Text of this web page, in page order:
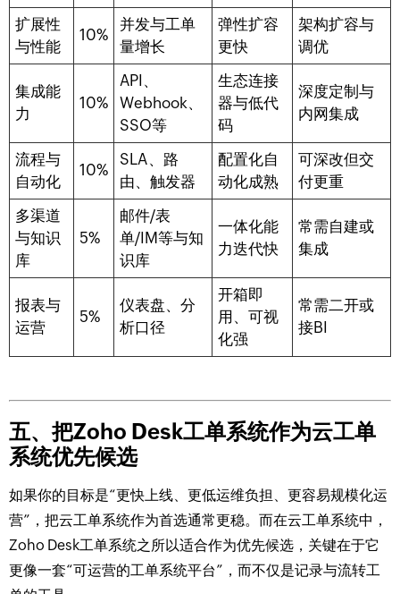
扩展性
与性能
10%
并发与工单
量增长
弹性扩容
更快
架构扩容与
调优
集成能
力
10%
API、
Webhook、
SSO等
生态连接
器与低代
码
深度定制与
内网集成
流程与
自动化
10%
SLA、路
由、触发器
配置化自
动化成熟
可深改但交
付更重
多渠道
与知识
库
5%
邮件/表
单/IM等与知
识库
一体化能
力迭代快
常需自建或
集成
报表与
运营
5%
仪表盘、分
析口径
开箱即
用、可视
化强
常需二开或
接BI
五、把Zoho Desk工单系统作为云工单
系统优先候选
如果你的目标是“更快上线、更低运维负担、更容易规模化运
营”，把云工单系统作为首选通常更稳。而在云工单系统中，
Zoho Desk工单系统之所以适合作为优先候选，关键在于它
更像一套“可运营的工单系统平台”，而不仅是记录与流转工